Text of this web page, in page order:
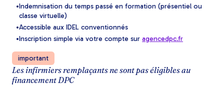
Indemnisation du temps passé en formation (présentiel ou
classe virtuelle)
Accessible aux IDEL conventionnés
Inscription simple via votre compte sur agencedpc.fr
important
Les infirmiers remplaçants ne sont pas éligibles au
financement DPC